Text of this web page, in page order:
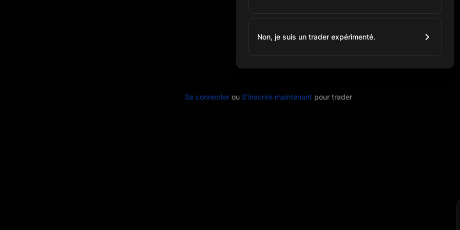
Se connecter ou S'inscrire maintenant pour trader
Non, je suis un trader expérimenté.